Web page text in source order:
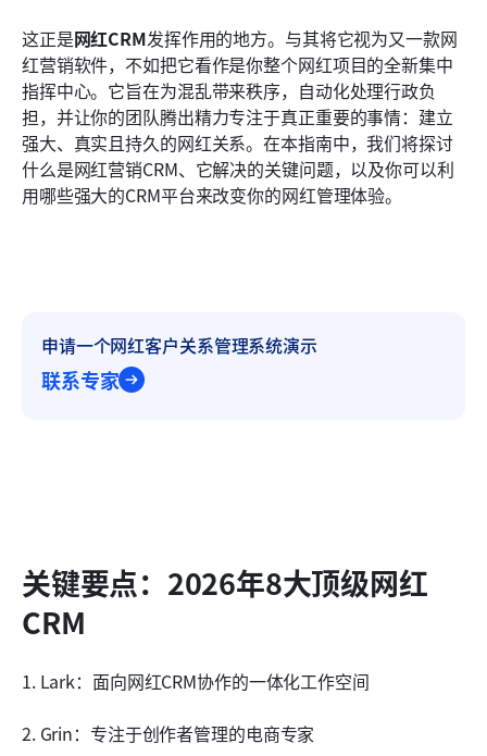
这正是网红CRM发挥作用的地方。与其将它视为又一款网
红营销软件，不如把它看作是你整个网红项目的全新集中
指挥中心。它旨在为混乱带来秩序，自动化处理行政负
担，并让你的团队腾出精力专注于真正重要的事情：建立
强大、真实且持久的网红关系。在本指南中，我们将探讨
什么是网红营销CRM、它解决的关键问题，以及你可以利
用哪些强大的CRM平台来改变你的网红管理体验。
申请一个网红客户关系管理系统演示
联系专家
关键要点：2026年8大顶级网红
CRM
1. Lark：面向网红CRM协作的一体化工作空间
2. Grin：专注于创作者管理的电商专家